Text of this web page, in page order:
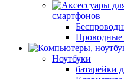
смартфонов
Ноутбуки
батарейки